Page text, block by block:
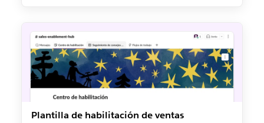
Plantilla de habilitación de ventas